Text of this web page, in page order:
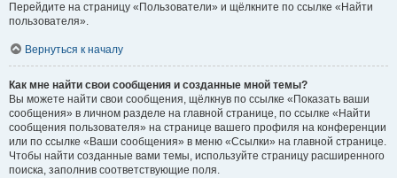
Перейдите на страницу «Пользователи» и щёлкните по ссылке «Найти
пользователя».
Вернуться к началу
Как мне найти свои сообщения и созданные мной темы?
Вы можете найти свои сообщения, щёлкнув по ссылке «Показать ваши
сообщения» в личном разделе на главной странице, по ссылке «Найти
сообщения пользователя» на странице вашего профиля на конференции
или по ссылке «Ваши сообщения» в меню «Ссылки» на главной странице.
Чтобы найти созданные вами темы, используйте страницу расширенного
поиска, заполнив соответствующие поля.